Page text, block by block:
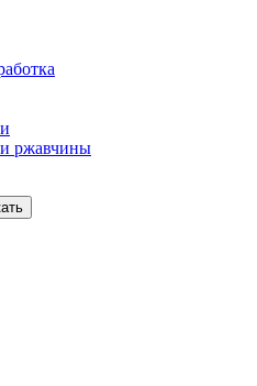
ржавчины